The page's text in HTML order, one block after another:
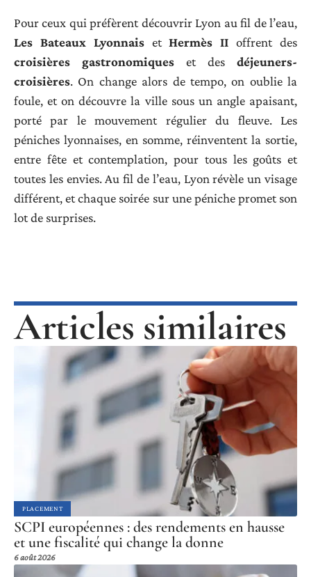
Pour ceux qui préfèrent découvrir Lyon au fil de l’eau,
Les Bateaux LyonnaisetHermès II offrent des
croisières gastronomiques et des déjeuners-
croisières. On change alors de tempo, on oublie la
foule, et on découvre la ville sous un angle apaisant,
porté par le mouvement régulier du fleuve. Les
péniches lyonnaises, en somme, réinventent la sortie,
entre fête et contemplation, pour tous les goûts et
toutes les envies. Au fil de l’eau, Lyon révèle un visage
différent, et chaque soirée sur une péniche promet son
lot de surprises.
Articles similaires
PLACEMENT
SCPI européennes : des rendements en hausse
et une fiscalité qui change la donne
6 août 2026